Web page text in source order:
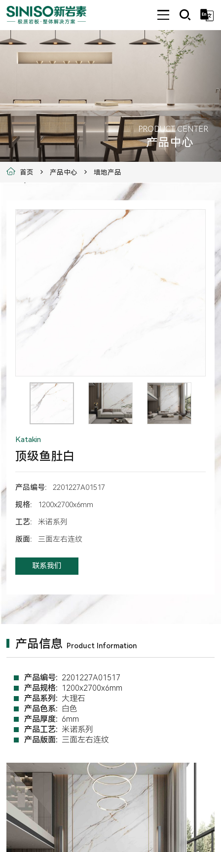
PRODUCT CENTER
产品中心
首页 产品中心 墙地产品
Katakin
顶级鱼肚白
产品编号:
2201227A01517
规格:
1200x2700x6mm
工艺:
米诺系列
版面:
三面左右连纹
联系我们
产品信息 Product Information
产品编号: 2201227A01517
产品规格: 1200x2700x6mm
产品系列: 大理石
产品色系: 白色
产品厚度: 6mm
产品工艺: 米诺系列
产品版面: 三面左右连纹